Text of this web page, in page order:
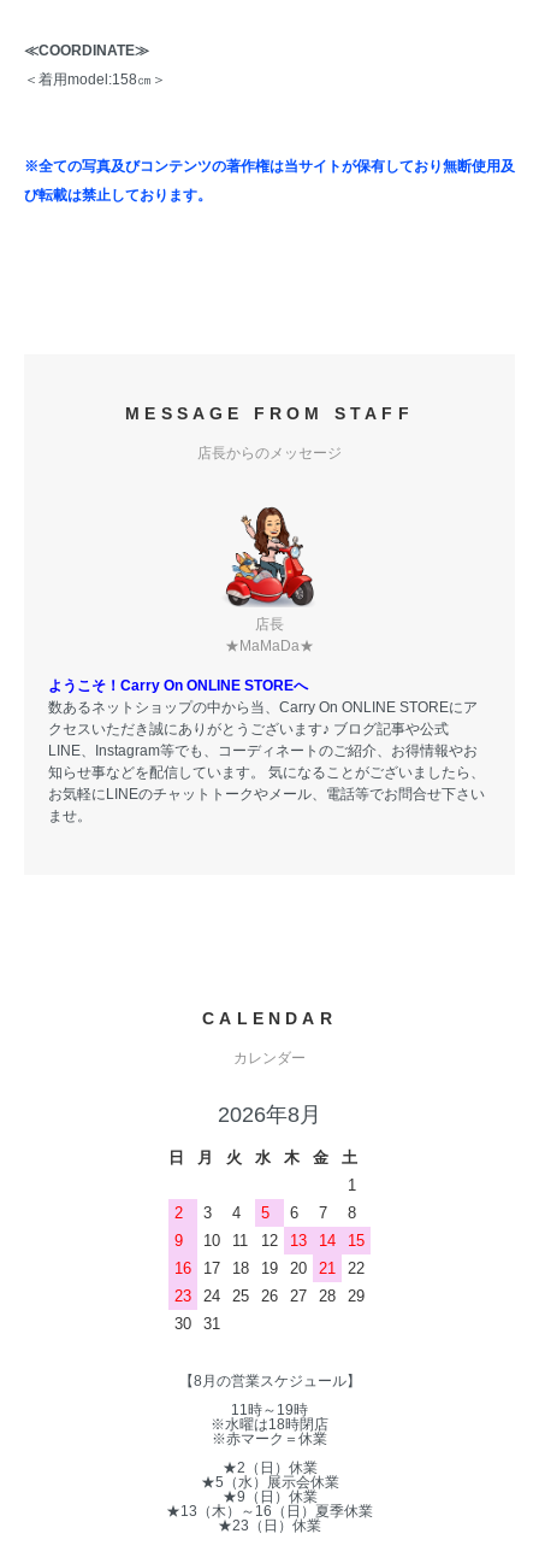
≪COORDINATE≫
＜着用model:158㎝＞
※全ての写真及びコンテンツの著作権は当サイトが保有しており無断使用及
び転載は禁止しております。
MESSAGE FROM STAFF
店長からのメッセージ
店長
★MaMaDa★
ようこそ！Carry On ONLINE STOREへ
数あるネットショップの中から当、Carry On ONLINE STOREにア
クセスいただき誠にありがとうございます♪ ブログ記事や公式
LINE、Instagram等でも、コーディネートのご紹介、お得情報やお
知らせ事などを配信しています。 気になることがございましたら、
お気軽にLINEのチャットトークやメール、電話等でお問合せ下さい
ませ。
CALENDAR
カレンダー
2026年8月
日 月 火 水 木 金
土
1
2
3 4 5 6 7
8
9
10 11 12 13 14
15
16
17 18 19 20 21
22
23
24 25 26 27 28
29
30
31
【8月の営業スケジュール】
11時～19時
※水曜は18時閉店
※赤マーク＝休業
★2（日）休業
★5（水）展示会休業
★9（日）休業
★13（木）～16（日）夏季休業
★23（日）休業